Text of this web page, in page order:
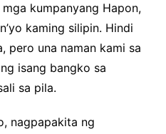
kumpanyang Hapon,
kaming silipin. Hindi
pero una naman kami sa
isang bangko sa
sa pila.
nagpapakita ng